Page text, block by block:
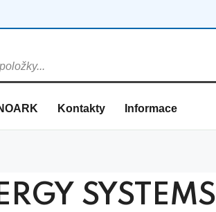
Kontakty Informace
SYSTEMS